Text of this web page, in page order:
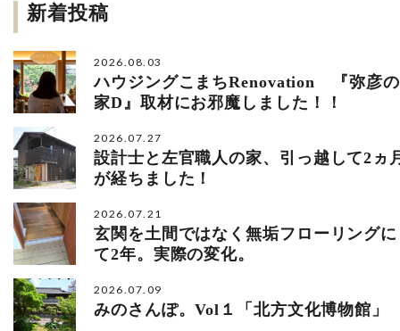
新着投稿
2026.08.03
ハウジングこまちRenovation 『弥彦の
家D』取材にお邪魔しました！！
2026.07.27
設計士と左官職人の家、引っ越して2ヵ
が経ちました！
2026.07.21
玄関を土間ではなく無垢フローリング
て2年。実際の変化。
2026.07.09
みのさんぽ。Vol１「北方文化博物館」